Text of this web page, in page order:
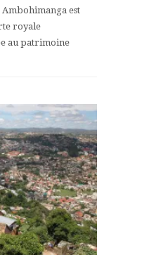
est
royale
au patrimoine